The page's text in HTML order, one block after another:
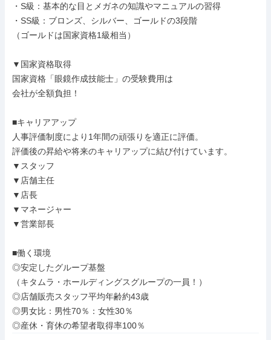
・S級：基本的な目とメガネの知識やマニュアルの習得
・SS級：ブロンズ、シルバー、ゴールドの3段階
（ゴールドは国家資格1級相当）
▼国家資格取得
国家資格「眼鏡作成技能士」の受験費用は
会社が全額負担！
■キャリアアップ
人事評価制度により1年間の頑張りを適正に評価。
評価後の昇給や将来のキャリアップに結び付けています。
▼スタッフ
▼店舗主任
▼店長
▼マネージャー
▼営業部長
■働く環境
◎安定したグループ基盤
（キタムラ・ホールディングスグループの一員！）
◎店舗販売スタッフ平均年齢約43歳
◎男女比：男性70％：女性30％
◎産休・育休の希望者取得率100％